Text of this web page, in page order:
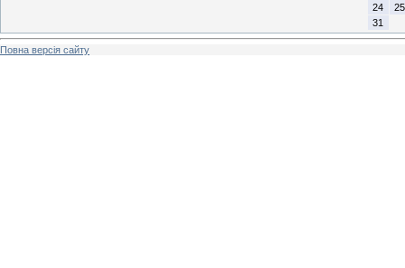
24
25
31
Повна версія сайту